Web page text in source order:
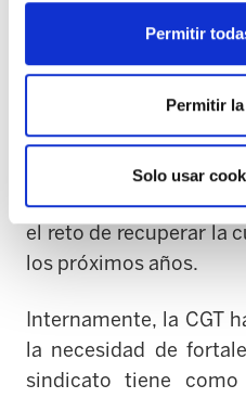
Permitir
Permitir
Solo usar
forma colectiva y
Como forma
derecha, la CGT
condiciones laborales
los trabajadores y
el reto de recuperar la
los próximos años.
Internamente, la CGT
la necesidad de
sindicato tiene